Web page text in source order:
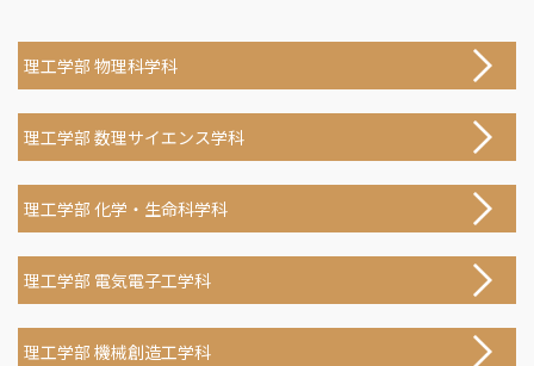
理工学部 物理科学科
理工学部 数理サイエンス学科
理工学部 化学・生命科学科
理工学部 電気電子工学科
理工学部 機械創造工学科